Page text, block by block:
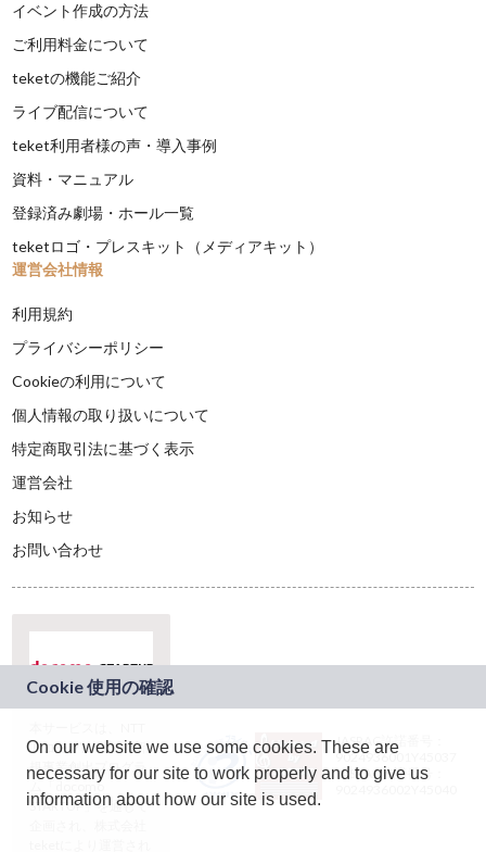
イベント作成の方法
ご利用料金について
teketの機能ご紹介
ライブ配信について
teket利用者様の声・導入事例
資料・マニュアル
登録済み劇場・ホール一覧
teketロゴ・プレスキット（メディアキット）
運営会社情報
利用規約
プライバシーポリシー
Cookieの利用について
個人情報の取り扱いについて
特定商取引法に基づく表示
運営会社
お知らせ
お問い合わせ
ドコモグループの新
規事業創出プログラ
ム「docomo
STARTUP」を通じて
JASRAC許諾番号：
9024936001Y45037
JASRAC許諾番号：
On our website we use some cookies. These are
necessary for our site to work properly and to give us
information about how our site is used.